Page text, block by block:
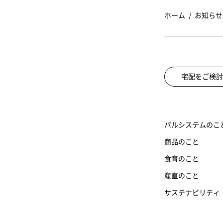
ホーム お知らせ
宅配をご検
パルシステムのこ
商品のこと
食育のこと
産直のこと
サステナビリティ